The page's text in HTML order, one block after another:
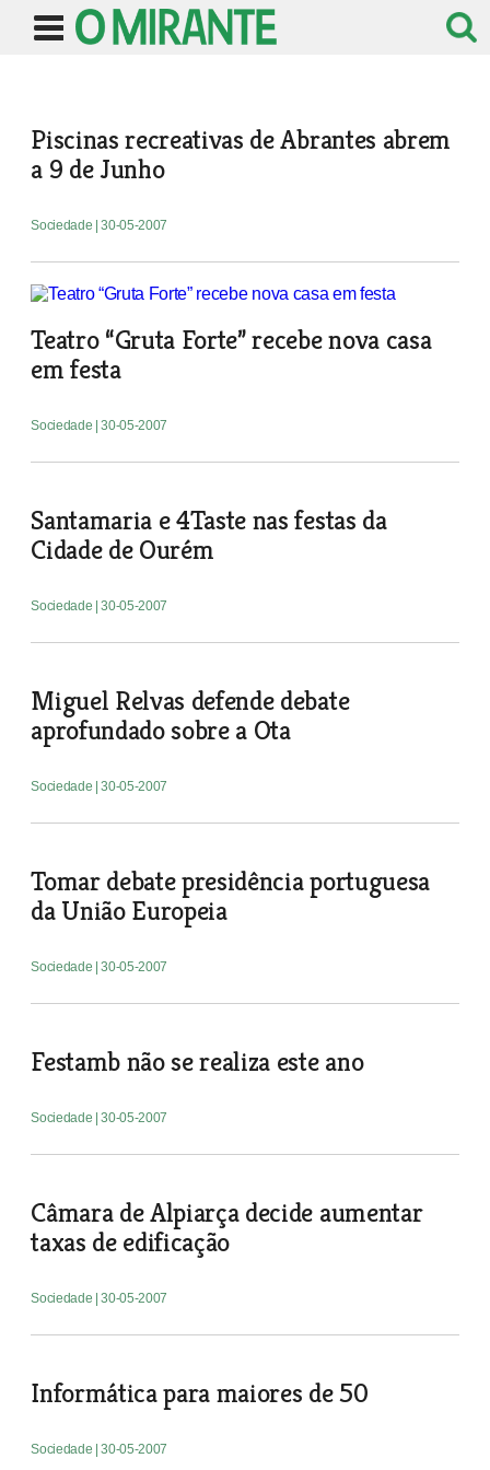
Piscinas recreativas de Abrantes abrem
a 9 de Junho
Sociedade | 30-05-2007
Teatro “Gruta Forte” recebe nova casa
em festa
Sociedade | 30-05-2007
Santamaria e 4Taste nas festas da
Cidade de Ourém
Sociedade | 30-05-2007
Miguel Relvas defende debate
aprofundado sobre a Ota
Sociedade | 30-05-2007
Tomar debate presidência portuguesa
da União Europeia
Sociedade | 30-05-2007
Festamb não se realiza este ano
Sociedade | 30-05-2007
Câmara de Alpiarça decide aumentar
taxas de edificação
Sociedade | 30-05-2007
Informática para maiores de 50
Sociedade | 30-05-2007